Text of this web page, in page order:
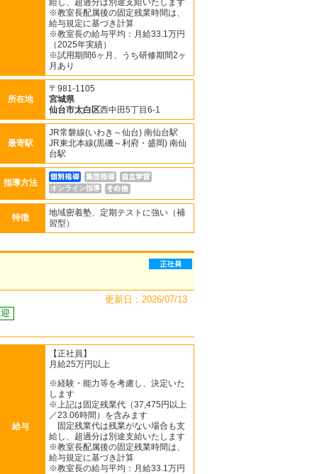
給し、超過分は別途支給いたします
※教室長配属後の固定残業時間は、
給与規定に基づき計算
※教室長の給与平均：月給33.1万円
（2025年実績）
※試用期間6ヶ月、うち研修期間2ヶ
月あり
所在地
〒981-1105
宮城県
仙台市太白区西中田5丁目6-1
最寄駅
JR常磐線(いわき～仙台) 南仙台駅
JR東北本線(黒磯～利府・盛岡) 南仙
台駅
指導方法
オンライン指導
特徴
地域密着塾、定期テストに強い（補
習型）
更新日：2026/07/13
給与
【正社員】
月給25万円以上
※経験・能力等を考慮し、決定いた
します
※上記は固定残業代（37,475円以上
／23.06時間）を含みます
固定残業代は残業がない場合も支
給し、超過分は別途支給いたします
※教室長配属後の固定残業時間は、
給与規定に基づき計算
※教室長の給与平均：月給33.1万円